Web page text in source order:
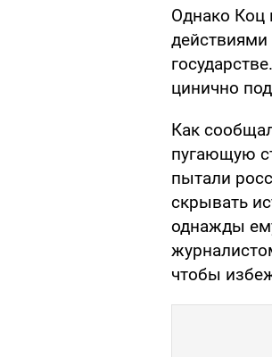
Однако Коц
действиями
цинично
Как
пугающую
пытали
скрывать
однажды
чтобы